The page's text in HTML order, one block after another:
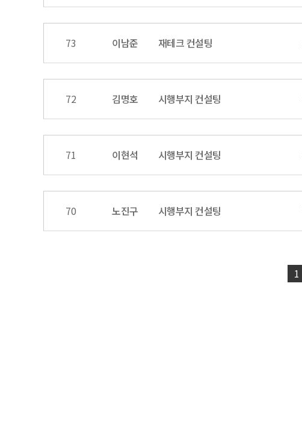
73 이남준 재테크 컨설팅
72 김명호 시행부지 컨설팅
71 이현석 시행부지 컨설팅
70 노진구 시행부지 컨설팅
1